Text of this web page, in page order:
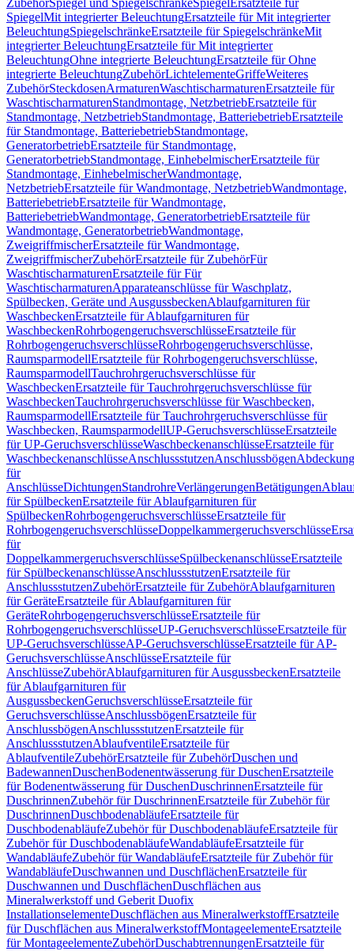
ZubehörSpiegel und SpiegelschränkeSpiegel Ersatzteile für
SpiegelMit integrierter BeleuchtungErsatzteile für Mit integrierter
BeleuchtungSpiegelschränkeErsatzteile für SpiegelschränkeMit
integrierter BeleuchtungErsatzteile für Mit integrierter
BeleuchtungOhne integrierte BeleuchtungErsatzteile für Ohne
integrierte BeleuchtungZubehörLichtelementeGriffeWeiteres
ZubehörSteckdosenArmaturenWaschtischarmaturenErsatzteile für
WaschtischarmaturenStandmontage, NetzbetriebErsatzteile für
Standmontage, NetzbetriebStandmontage, BatteriebetriebErsatzteile
für Standmontage, BatteriebetriebStandmontage,
GeneratorbetriebErsatzteile für Standmontage,
GeneratorbetriebStandmontage, EinhebelmischerErsatzteile für
Standmontage, EinhebelmischerWandmontage,
NetzbetriebErsatzteile für Wandmontage, NetzbetriebWandmontage,
BatteriebetriebErsatzteile für Wandmontage,
BatteriebetriebWandmontage, GeneratorbetriebErsatzteile für
Wandmontage, GeneratorbetriebWandmontage,
ZweigriffmischerErsatzteile für Wandmontage,
ZweigriffmischerZubehörErsatzteile für ZubehörFür
WaschtischarmaturenErsatzteile für Für
WaschtischarmaturenApparateanschlüsse für Waschplatz,
Spülbecken, Geräte und AusgussbeckenAblaufgarnituren für
WaschbeckenErsatzteile für Ablaufgarnituren für
WaschbeckenRohrbogengeruchsverschlüsseErsatzteile für
RohrbogengeruchsverschlüsseRohrbogengeruchsverschlüsse,
RaumsparmodellErsatzteile für Rohrbogengeruchsverschlüsse,
RaumsparmodellTauchrohrgeruchsverschlüsse für
WaschbeckenErsatzteile für Tauchrohrgeruchsverschlüsse für
WaschbeckenTauchrohrgeruchsverschlüsse für Waschbecken,
RaumsparmodellErsatzteile für Tauchrohrgeruchsverschlüsse für
Waschbecken, RaumsparmodellUP-GeruchsverschlüsseErsatzteile
für UP-GeruchsverschlüsseWaschbeckenanschlüsseErsatzteile für
WaschbeckenanschlüsseAnschlussstutzenAnschlussbögen
für
AnschlüsseDichtungenStandrohreVerlängerungenBetätigungen
für SpülbeckenErsatzteile für Ablaufgarnituren für
SpülbeckenRohrbogengeruchsverschlüsseErsatzteile für
RohrbogengeruchsverschlüsseDoppelkammergeruchsverschlüsse
für
DoppelkammergeruchsverschlüsseSpülbeckenanschlüsseErsatzteile
für SpülbeckenanschlüsseAnschlussstutzenErsatzteile für
AnschlussstutzenZubehörErsatzteile für ZubehörAblaufgarnituren
für GeräteErsatzteile für Ablaufgarnituren für
GeräteRohrbogengeruchsverschlüsseErsatzteile für
RohrbogengeruchsverschlüsseUP-GeruchsverschlüsseErsatzteile für
UP-GeruchsverschlüsseAP-GeruchsverschlüsseErsatzteile für AP-
GeruchsverschlüsseAnschlüsseErsatzteile für
AnschlüsseZubehörAblaufgarnituren für AusgussbeckenErsatzteile
für Ablaufgarnituren für
AusgussbeckenGeruchsverschlüsseErsatzteile für
GeruchsverschlüsseAnschlussbögenErsatzteile für
AnschlussbögenAnschlussstutzenErsatzteile für
AnschlussstutzenAblaufventileErsatzteile für
AblaufventileZubehörErsatzteile für ZubehörDuschen und
BadewannenDuschenBodenentwässerung für DuschenErsatzteile
für Bodenentwässerung für DuschenDuschrinnenErsatzteile für
DuschrinnenZubehör für DuschrinnenErsatzteile für Zubehör für
DuschrinnenDuschbodenabläufeErsatzteile für
DuschbodenabläufeZubehör für DuschbodenabläufeErsatzteile für
Zubehör für DuschbodenabläufeWandabläufeErsatzteile für
WandabläufeZubehör für WandabläufeErsatzteile für Zubehör für
WandabläufeDuschwannen und DuschflächenErsatzteile für
Duschwannen und DuschflächenDuschflächen aus
Mineralwerkstoff und Geberit Duofix
InstallationselementeDuschflächen aus MineralwerkstoffErsatzteile
für Duschflächen aus MineralwerkstoffMontageelementeErsatzteile
für MontageelementeZubehörDuschabtrennungenErsatzteile für